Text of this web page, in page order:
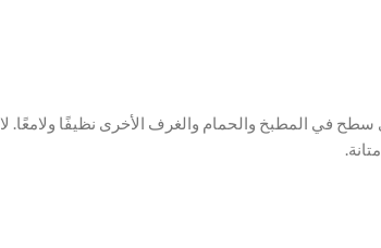
في المطبخ والحمام والغرف الأخرى نظيفًا ولامعًا. لا